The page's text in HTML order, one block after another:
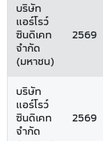
บริษัท
แอร์โรว์
ซินดิเคท
จำกัด
(มหาชน)
2569
บริษัท
แอร์โรว์
ซินดิเคท
จำกัด
2569